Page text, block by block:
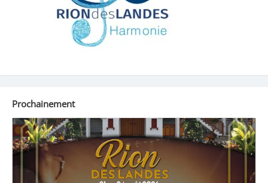
Prochainement